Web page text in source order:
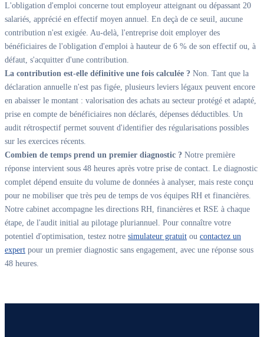
L'obligation d'emploi concerne tout employeur atteignant ou dépassant 20
salariés, apprécié en effectif moyen annuel. En deçà de ce seuil, aucune
contribution n'est exigée. Au-delà, l'entreprise doit employer des
bénéficiaires de l'obligation d'emploi à hauteur de 6 % de son effectif ou, à
défaut, s'acquitter d'une contribution.
La contribution est-elle définitive une fois calculée ? Non. Tant que la
déclaration annuelle n'est pas figée, plusieurs leviers légaux peuvent encore
en abaisser le montant : valorisation des achats au secteur protégé et adapté,
prise en compte de bénéficiaires non déclarés, dépenses déductibles. Un
audit rétrospectif permet souvent d'identifier des régularisations possibles
sur les exercices récents.
Combien de temps prend un premier diagnostic ? Notre première
réponse intervient sous 48 heures après votre prise de contact. Le diagnostic
complet dépend ensuite du volume de données à analyser, mais reste conçu
pour ne mobiliser que très peu de temps de vos équipes RH et financières.
Notre cabinet accompagne les directions RH, financières et RSE à chaque
étape, de l'audit initial au pilotage pluriannuel. Pour connaître votre
potentiel d'optimisation, testez notre simulateur gratuit ou contactez un
expert pour un premier diagnostic sans engagement, avec une réponse sous
48 heures.